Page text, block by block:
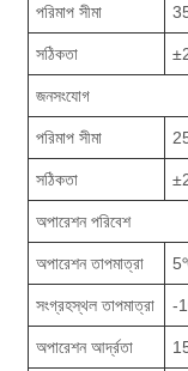
পরিমাপ সীমা
সঠিকতা
জনসংযোগ
পরিমাপ সীমা
সঠিকতা
অপারেশন পরিবেশ
অপারেশন তাপমাত্রা
সংগ্রহস্থল তাপমাত্রা -
অপারেশন আর্দ্রতা